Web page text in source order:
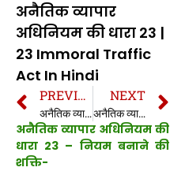
अनैतिक व्यापार
अधिनियम की धारा 23 |
23 Immoral Traffic
Act In Hindi
PREVIOUS
अनैतिक व्यापार अधिनियम की धारा 22B | 22B Immoral Traffic Act In Hindi
NEXT
अनैतिक व्यापार अधिनियम की धारा 24 | 24 Immoral Traffic Act In Hindi
अनैतिक व्यापार अधिनियम की
धारा 23 – नियम बनाने की
शक्ति-